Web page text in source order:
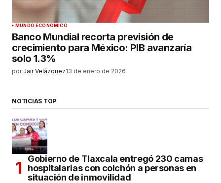
MUNDO ECONÓMICO
Banco Mundial recorta previsión de
crecimiento para México: PIB avanzaría
solo 1.3%
por Jair Velázquez13 de enero de 2026
NOTICIAS TOP
Gobierno de Tlaxcala entregó 230 camas
hospitalarias con colchón a personas en
situación de inmovilidad